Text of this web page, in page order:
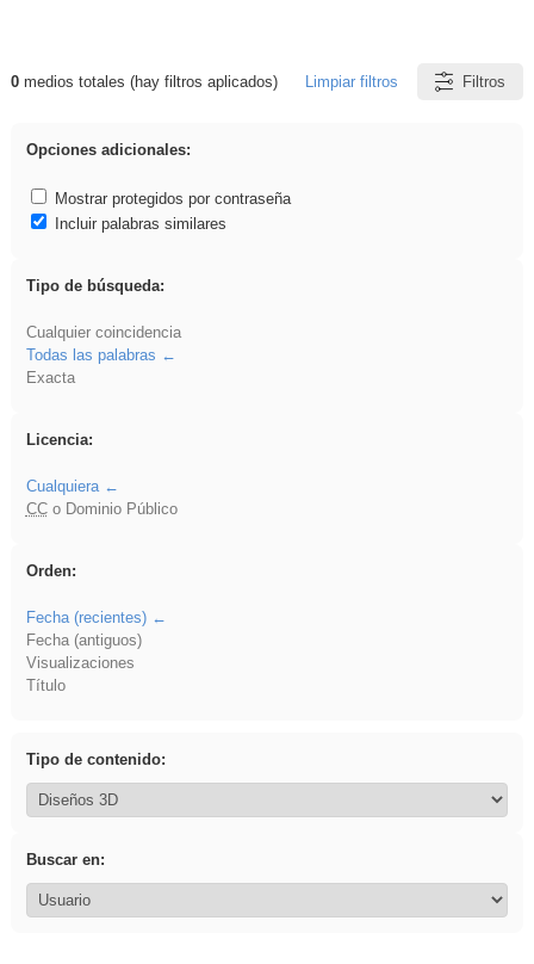
Resultados de: Arquitectura
0medios totales (hay filtros aplicados) Limpiar filtros Filtros
Opciones adicionales:
Mostrar protegidos por contraseña
Incluir palabras similares
Tipo de búsqueda:
Cualquier coincidencia
Todas las palabras
Exacta
Licencia:
Cualquiera
CCo Dominio Público
Orden:
Fecha (recientes)
Fecha (antiguos)
Visualizaciones
Título
Tipo de contenido:
Buscar en: